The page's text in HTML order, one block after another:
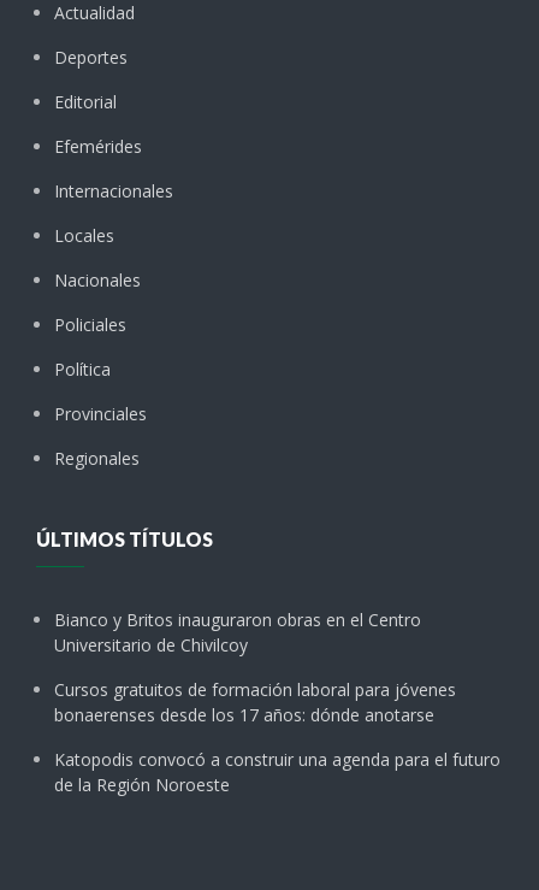
Actualidad
Deportes
Editorial
Efemérides
Internacionales
Locales
Nacionales
Policiales
Política
Provinciales
Regionales
ÚLTIMOS TÍTULOS
Bianco y Britos inauguraron obras en el Centro
Universitario de Chivilcoy
Cursos gratuitos de formación laboral para jóvenes
bonaerenses desde los 17 años: dónde anotarse
Katopodis convocó a construir una agenda para el futuro
de la Región Noroeste